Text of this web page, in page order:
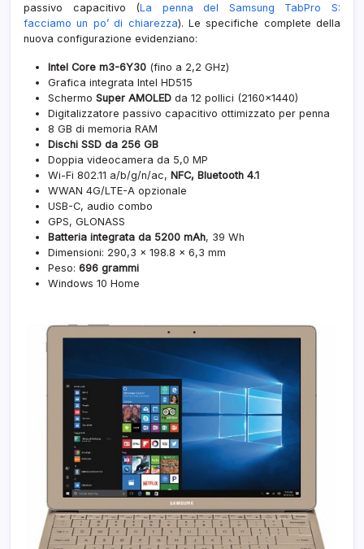
passivo capacitivo (La penna del Samsung TabPro S:
facciamo un po’ di chiarezza). Le specifiche complete della
nuova configurazione evidenziano:
Intel Core m3-6Y30 (fino a 2,2 GHz)
Grafica integrata Intel HD515
Schermo Super AMOLED da 12 pollici (2160×1440)
Digitalizzatore passivo capacitivo ottimizzato per penna
8 GB di memoria RAM
Dischi SSD da 256 GB
Doppia videocamera da 5,0 MP
Wi-Fi 802.11 a/b/g/n/ac, NFC, Bluetooth 4.1
WWAN 4G/LTE-A opzionale
USB-C, audio combo
GPS, GLONASS
Batteria integrata da 5200 mAh, 39 Wh
Dimensioni: 290,3 x 198.8 x 6,3 mm
Peso: 696 grammi
Windows 10 Home